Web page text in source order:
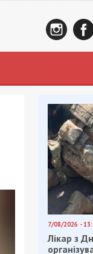
7/08/2026 -
Лікар з